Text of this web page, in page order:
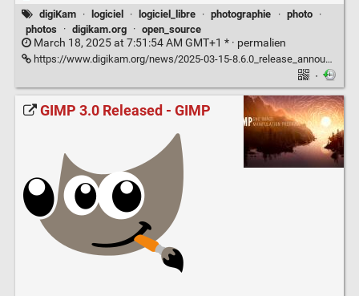
digiKam · logiciel · logiciel_libre · photographie · photo
·
photos
· digikam.org · open_source
March 18, 2025 at 7:51:54 AM GMT+1 * · permalien
https://www.digikam.org/news/2025-03-15-8.6.0_release_announcement/
·
GIMP 3.0 Released - GIMP